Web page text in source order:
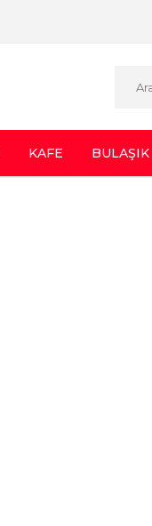
KAFE BULAŞIK